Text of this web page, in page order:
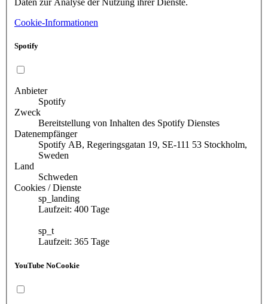
Daten zur Analyse der Nutzung ihrer Dienste.
Cookie-Informationen
Spotify
Anbieter
Spotify
Zweck
Bereitstellung von Inhalten des Spotify Dienstes
Datenempfänger
Spotify AB, Regeringsgatan 19, SE-111 53 Stockholm,
Sweden
Land
Schweden
Cookies / Dienste
sp_landing
Laufzeit: 400 Tage
sp_t
Laufzeit: 365 Tage
YouTube NoCookie